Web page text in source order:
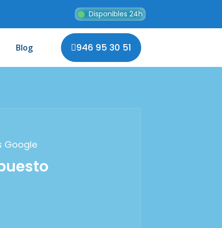
Disponibles 24h
Blog 946 95 30 51
Google